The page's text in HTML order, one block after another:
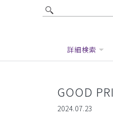
詳細検索
GOOD
2024.07.23